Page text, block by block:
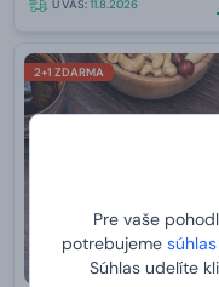
Pre vaše
potrebujeme súhlas
Súhlas udelíte
U VÁS:11.8.2026
2+1 ZDARMA